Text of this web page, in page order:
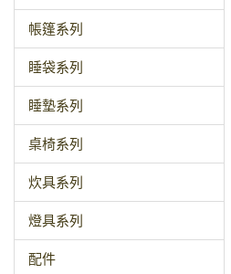
帳篷系列
睡袋系列
睡墊系列
桌椅系列
炊具系列
燈具系列
配件